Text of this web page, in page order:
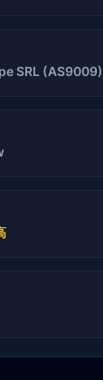
SRL (AS9009)